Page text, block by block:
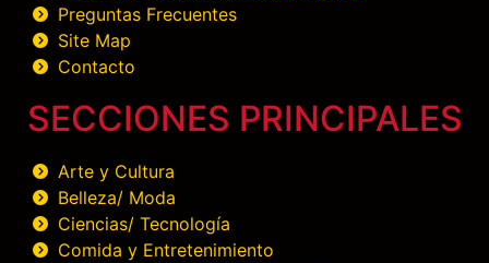
Preguntas Frecuentes
Site Map
Contacto
SECCIONES PRINCIPALES
Arte y Cultura
Belleza/ Moda
Ciencias/ Tecnología
Comida y Entretenimiento